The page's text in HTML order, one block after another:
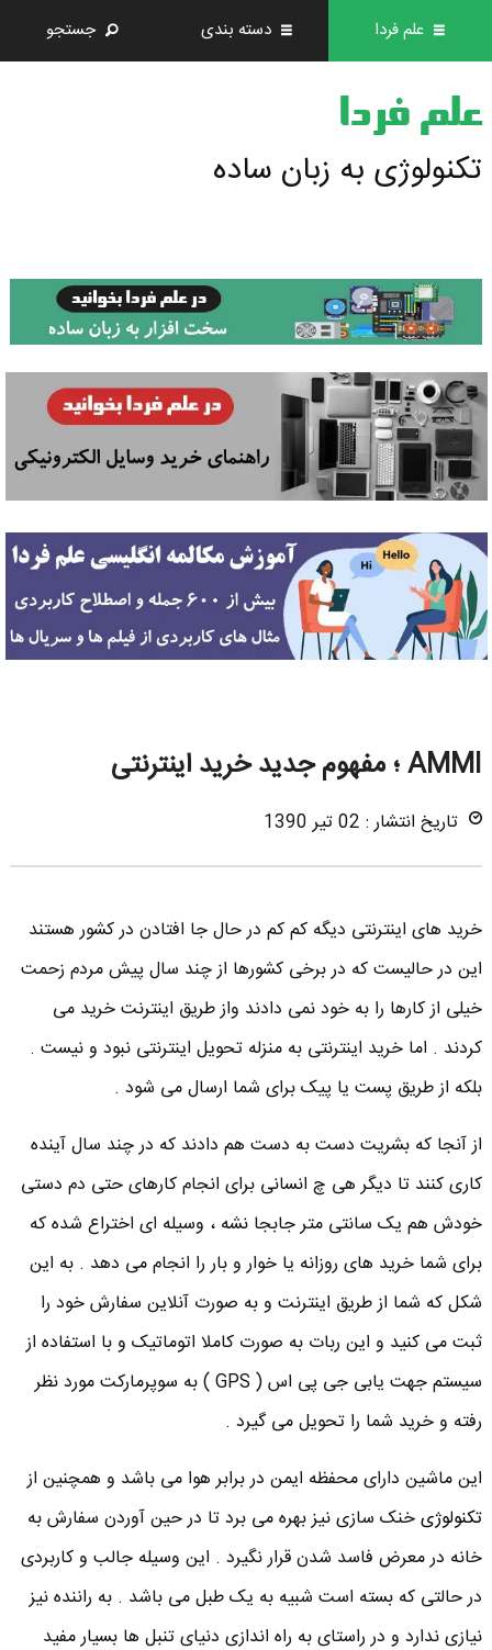
علم فردا دسته بندی جستجو
علم فردا
تکنولوژی به زبان ساده
AMMI ؛ مفهوم جدید خرید اینترنتی
تاریخ انتشار : 02 تیر 1390
خرید های اینترنتی دیگه کم کم در حال جا افتادن در کشور هستند
این در حالیست که در برخی کشورها از چند سال پیش مردم زحمت
خیلی از کارها را به خود نمی دادند واز طریق اینترنت خرید می
کردند . اما خرید اینترنتی به منزله تحویل اینترنتی نبود و نیست .
بلکه از طریق پست یا پیک برای شما ارسال می شود .
از آنجا که بشریت دست به دست هم دادند که در چند سال آینده
کاری کنند تا دیگر هی چ انسانی برای انجام کارهای حتی دم دستی
خودش هم یک سانتی متر جابجا نشه ، وسیله ای اختراع شده که
برای شما خرید های روزانه یا خوار و بار را انجام می دهد . به این
شکل که شما از طریق اینترنت و به صورت آنلاین سفارش خود را
ثبت می کنید و این ربات به صورت کاملا اتوماتیک و با استفاده از
سیستم جهت یابی جی پی اس ( GPS ) به سوپرمارکت مورد نظر
رفته و خرید شما را تحویل می گیرد .
این ماشین دارای محفظه ایمن در برابر هوا می باشد و همچنین از
تکنولوژیخنک سازی نیز بهره می برد تا در حین آوردن سفارش به
خانه در معرض فاسد شدن قرار نگیرد . این وسیله جالب و کاربردی
در حالتی که بسته است شبیه به یک طبل می باشد . به راننده نیز
نیازی ندارد و در راستای به راه اندازی دنیای تنبل ها بسیار مفید